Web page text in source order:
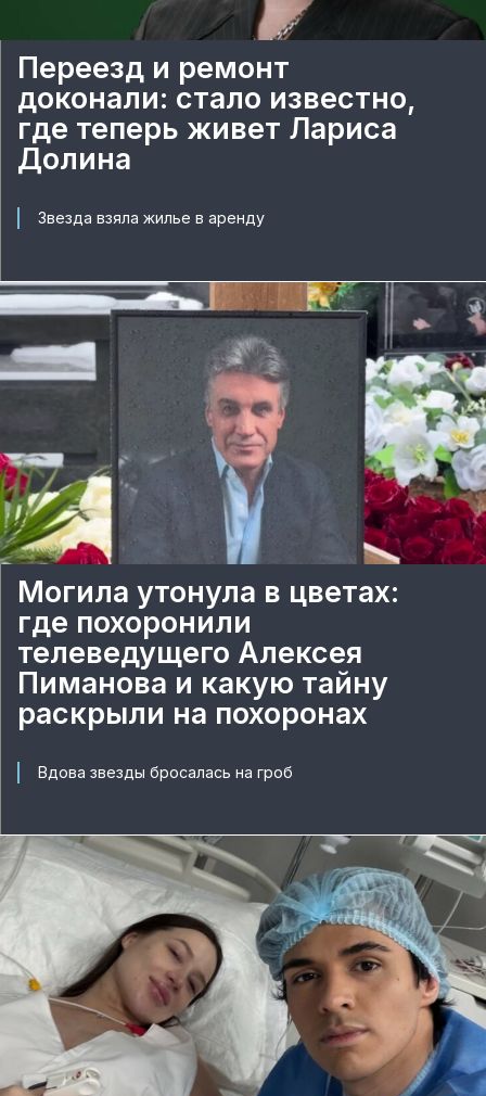
Переезд и ремонт
доконали: стало известно,
где теперь живет Лариса
Долина
Звезда взяла жилье в аренду
Могила утонула в цветах:
где похоронили
телеведущего Алексея
Пиманова и какую тайну
раскрыли на похоронах
Вдова звезды бросалась на гроб